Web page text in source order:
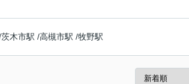
茨木市駅 /高槻市駅 /牧野駅